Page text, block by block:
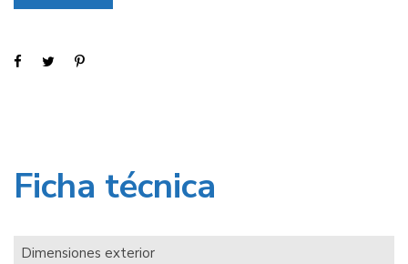
Ficha técnica
Dimensiones exterior